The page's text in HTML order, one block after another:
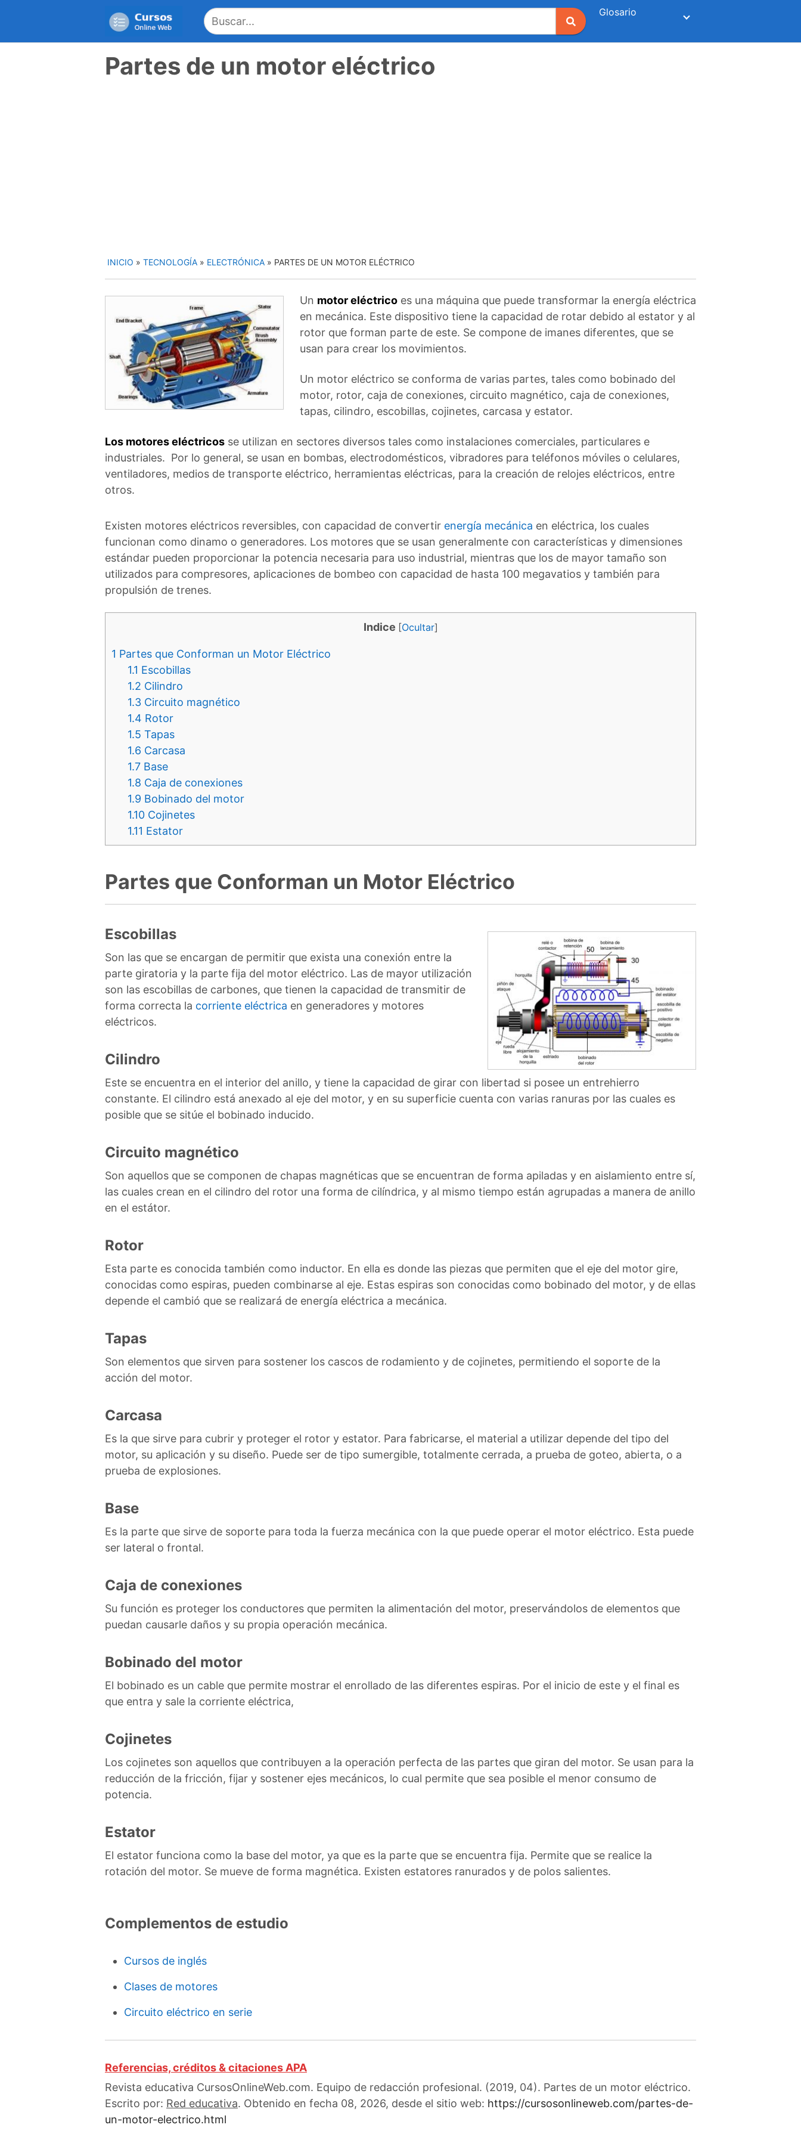
Glosario
Partes de un motor eléctrico
INICIO » TECNOLOGÍA » ELECTRÓNICA » PARTES DE UN MOTOR ELÉCTRICO
Un motor eléctrico es una máquina que puede transformar la energía eléctrica
en mecánica. Este dispositivo tiene la capacidad de rotar debido al estator y al
rotor que forman parte de este. Se compone de imanes diferentes, que se
usan para crear los movimientos.
Un motor eléctrico se conforma de varias partes, tales como bobinado del
motor, rotor, caja de conexiones, circuito magnético, caja de conexiones,
tapas, cilindro, escobillas, cojinetes, carcasa y estator.
Los motores eléctricos se utilizan en sectores diversos tales como instalaciones comerciales, particulares e
industriales. Por lo general, se usan en bombas, electrodomésticos, vibradores para teléfonos móviles o celulares,
ventiladores, medios de transporte eléctrico, herramientas eléctricas, para la creación de relojes eléctricos, entre
otros.
Existen motores eléctricos reversibles, con capacidad de convertir energía mecánica en eléctrica, los cuales
funcionan como dinamo o generadores. Los motores que se usan generalmente con características y dimensiones
estándar pueden proporcionar la potencia necesaria para uso industrial, mientras que los de mayor tamaño son
utilizados para compresores, aplicaciones de bombeo con capacidad de hasta 100 megavatios y también para
propulsión de trenes.
Indice [Ocultar]
1 Partes que Conforman un Motor Eléctrico
1.1 Escobillas
1.2 Cilindro
1.3 Circuito magnético
1.4 Rotor
1.5 Tapas
1.6 Carcasa
1.7 Base
1.8 Caja de conexiones
1.9 Bobinado del motor
1.10 Cojinetes
1.11 Estator
Partes que Conforman un Motor Eléctrico
Escobillas
Son las que se encargan de permitir que exista una conexión entre la
parte giratoria y la parte fija del motor eléctrico. Las de mayor utilización
son las escobillas de carbones, que tienen la capacidad de transmitir de
forma correcta la corriente eléctrica en generadores y motores
eléctricos.
Cilindro
Este se encuentra en el interior del anillo, y tiene la capacidad de girar con libertad si posee un entrehierro
constante. El cilindro está anexado al eje del motor, y en su superficie cuenta con varias ranuras por las cuales es
posible que se sitúe el bobinado inducido.
Circuito magnético
Son aquellos que se componen de chapas magnéticas que se encuentran de forma apiladas y en aislamiento entre sí,
las cuales crean en el cilindro del rotor una forma de cilíndrica, y al mismo tiempo están agrupadas a manera de anillo
en el estátor.
Rotor
Esta parte es conocida también como inductor. En ella es donde las piezas que permiten que el eje del motor gire,
conocidas como espiras, pueden combinarse al eje. Estas espiras son conocidas como bobinado del motor, y de ellas
depende el cambió que se realizará de energía eléctrica a mecánica.
Tapas
Son elementos que sirven para sostener los cascos de rodamiento y de cojinetes, permitiendo el soporte de la
acción del motor.
Carcasa
Es la que sirve para cubrir y proteger el rotor y estator. Para fabricarse, el material a utilizar depende del tipo del
motor, su aplicación y su diseño. Puede ser de tipo sumergible, totalmente cerrada, a prueba de goteo, abierta, o a
prueba de explosiones.
Base
Es la parte que sirve de soporte para toda la fuerza mecánica con la que puede operar el motor eléctrico. Esta puede
ser lateral o frontal.
Caja de conexiones
Su función es proteger los conductores que permiten la alimentación del motor, preservándolos de elementos que
puedan causarle daños y su propia operación mecánica.
Bobinado del motor
El bobinado es un cable que permite mostrar el enrollado de las diferentes espiras. Por el inicio de este y el final es
que entra y sale la corriente eléctrica,
Cojinetes
Los cojinetes son aquellos que contribuyen a la operación perfecta de las partes que giran del motor. Se usan para la
reducción de la fricción, fijar y sostener ejes mecánicos, lo cual permite que sea posible el menor consumo de
potencia.
Estator
El estator funciona como la base del motor, ya que es la parte que se encuentra fija. Permite que se realice la
rotación del motor. Se mueve de forma magnética. Existen estatores ranurados y de polos salientes.
Complementos de estudio
Cursos de inglés
Clases de motores
Circuito eléctrico en serie
Referencias, créditos & citaciones APA
Revista educativa CursosOnlineWeb.com. Equipo de redacción profesional. (2019, 04). Partes de un motor eléctrico.
Escrito por: Red educativa. Obtenido en fecha 08, 2026, desde el sitio web: https://cursosonlineweb.com/partes-de-
un-motor-electrico.html